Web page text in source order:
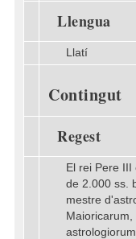
Llengua
Llatí
Contingut
Regest
El rei Pere
de 2.000 ss.
mestre